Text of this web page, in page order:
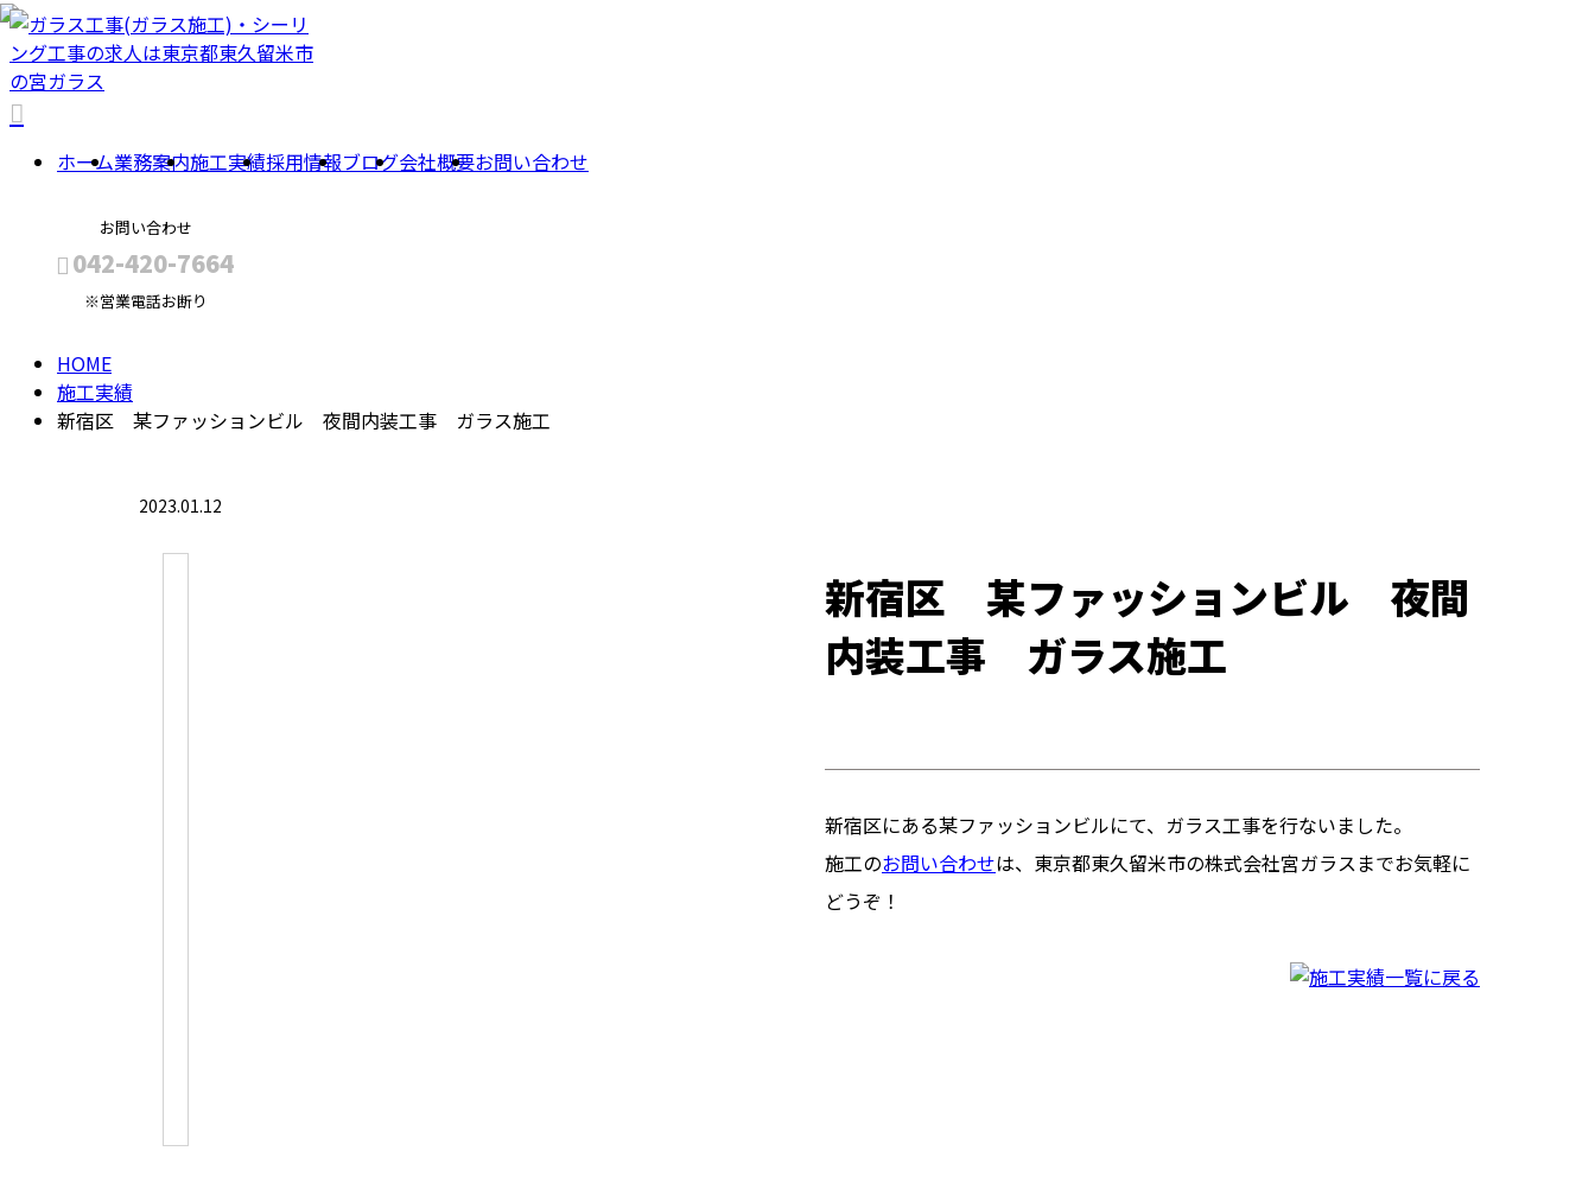
ホーム業務案内施工実績採用情報ブログ会社概要お問い合わせ
お問い合わせ
042-420-7664
※営業電話お断り
メールフォーム
施
工
HOME
施工実績
新宿区 某ファッションビル 夜間内装工事 ガラス施工
2023.01.12
新宿区 某ファッションビル 夜間
内装工事 ガラス施工
新宿区にある某ファッションビルにて、ガラス工事を行ないました。
施工のお問い合わせは、東京都東久留米市の株式会社宮ガラスまでお気軽に
どうぞ！